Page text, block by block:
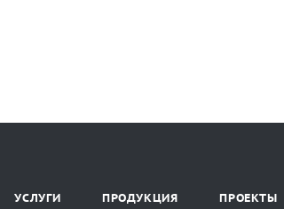
УСЛУГИ ПРОДУКЦИЯ ПРОЕКТЫ